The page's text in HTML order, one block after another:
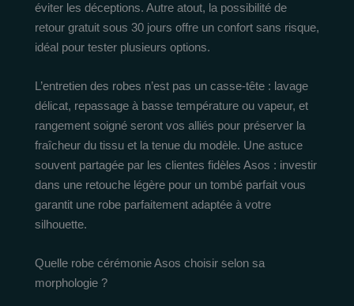
éviter les déceptions. Autre atout, la possibilité de
retour gratuit sous 30 jours offre un confort sans risque,
idéal pour tester plusieurs options.
L’entretien des robes n’est pas un casse-tête : lavage
délicat, repassage à basse température ou vapeur, et
rangement soigné seront vos alliés pour préserver la
fraîcheur du tissu et la tenue du modèle. Une astuce
souvent partagée par les clientes fidèles Asos : investir
dans une retouche légère pour un tombé parfait vous
garantit une robe parfaitement adaptée à votre
silhouette.
Quelle robe cérémonie Asos choisir selon sa
morphologie ?